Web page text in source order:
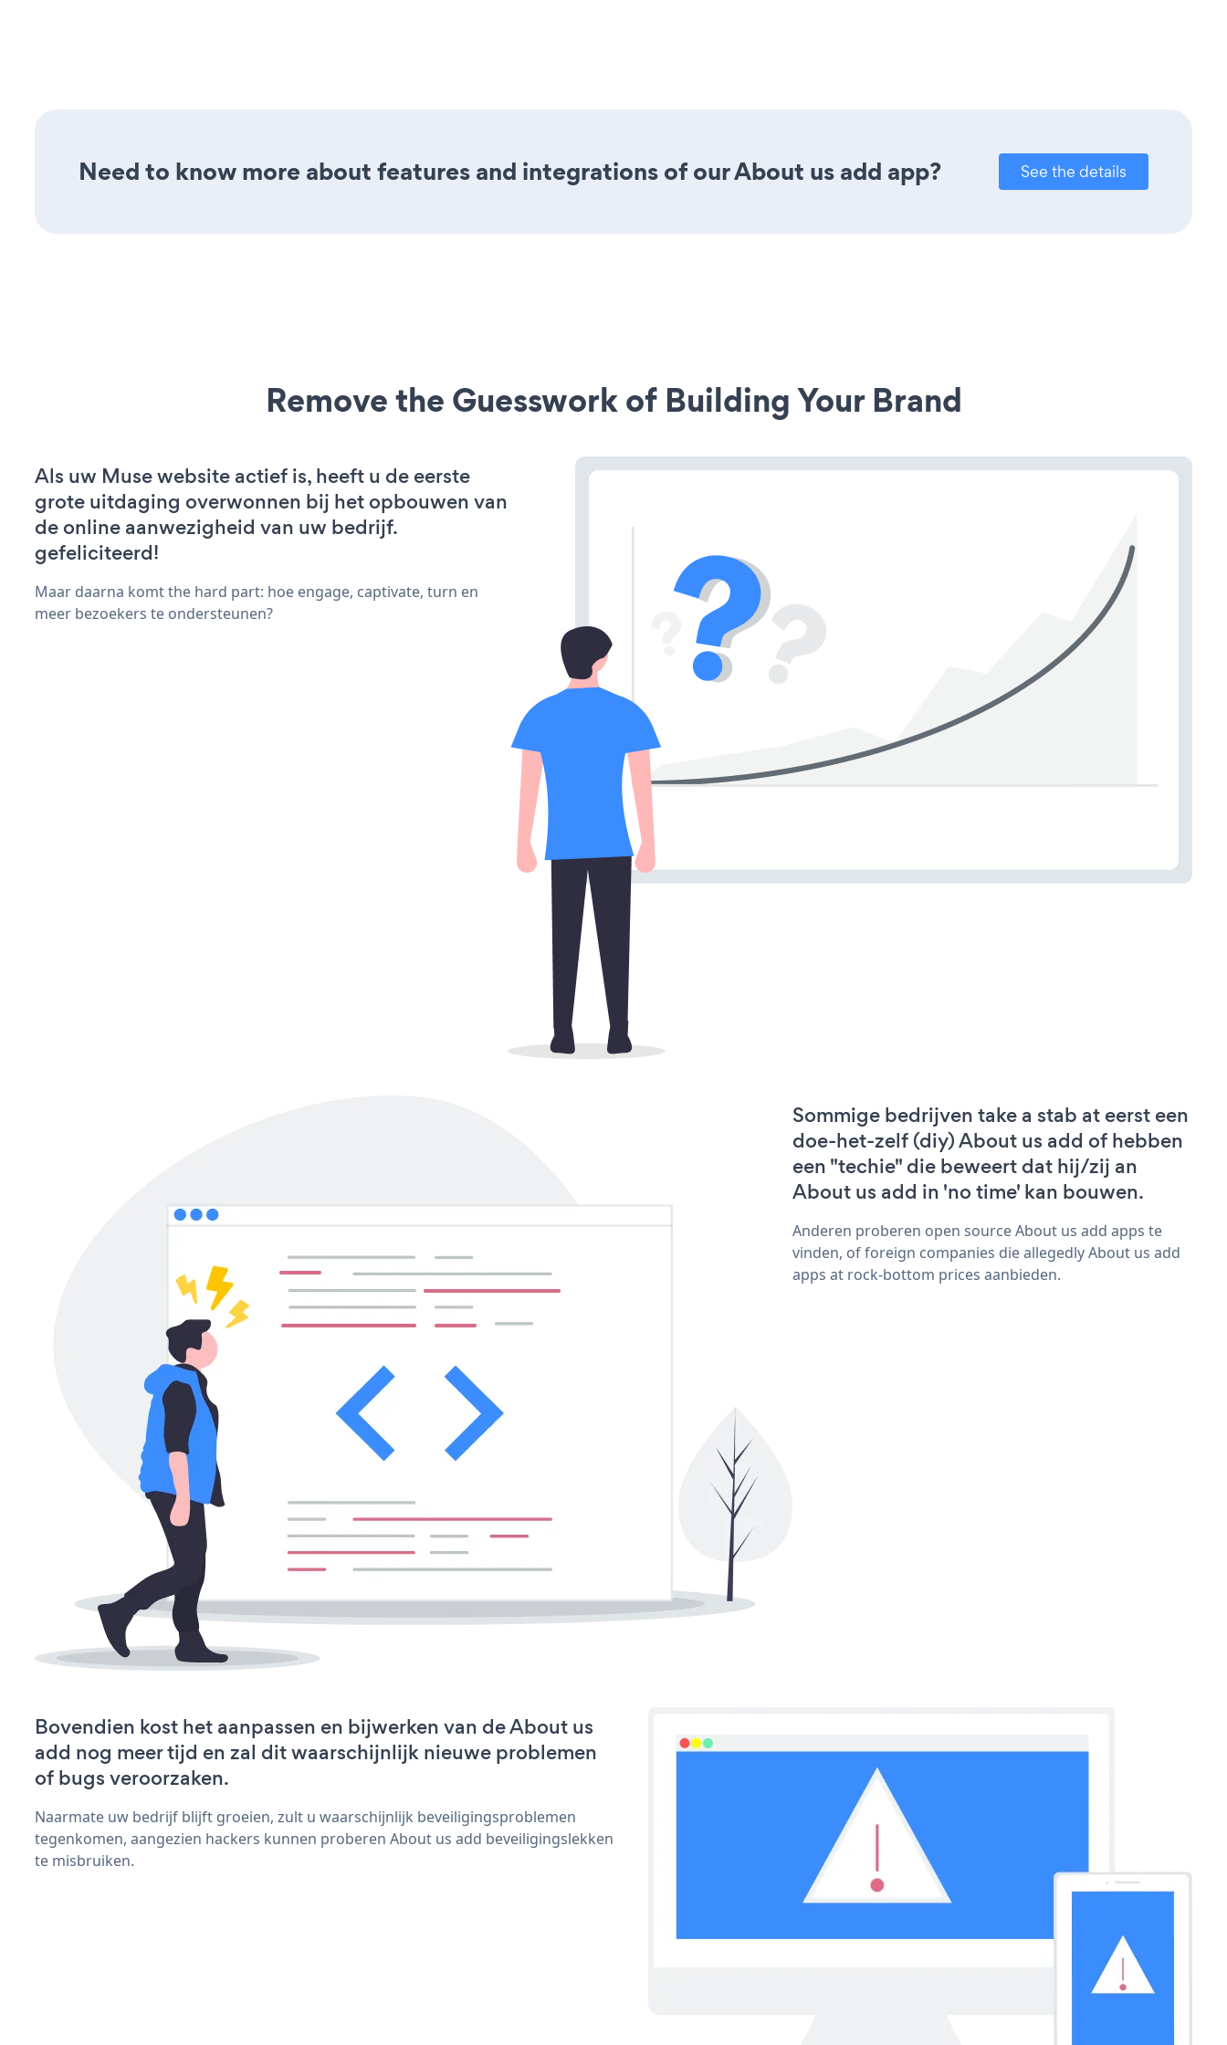
Need to know more about features and integrations of our About us add app? See the details
Remove the Guesswork of Building Your Brand
Als uw Muse website actief is, heeft u de eerste
grote uitdaging overwonnen bij het opbouwen van
de online aanwezigheid van uw bedrijf.
gefeliciteerd!
Maar daarna komt the hard part: hoe engage, captivate, turn en
meer bezoekers te ondersteunen?
Sommige bedrijven take a stab at eerst een
doe-het-zelf (diy) About us add of hebben
een "techie" die beweert dat hij/zij an
About us add in 'no time' kan bouwen.
Anderen proberen open source About us add apps te
vinden, of foreign companies die allegedly About us add
apps at rock-bottom prices aanbieden.
Bovendien kost het aanpassen en bijwerken van de About us
add nog meer tijd en zal dit waarschijnlijk nieuwe problemen
of bugs veroorzaken.
Naarmate uw bedrijf blijft groeien, zult u waarschijnlijk beveiligingsproblemen
tegenkomen, aangezien hackers kunnen proberen About us add beveiligingslekken
te misbruiken.